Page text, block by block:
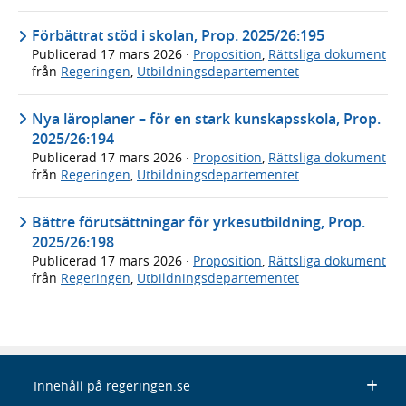
Förbättrat stöd i skolan, Prop. 2025/26:195
Publicerad 17 mars 2026 · Proposition, Rättsliga dokument
från Regeringen, Utbildningsdepartementet
Nya läroplaner – för en stark kunskapsskola, Prop.
2025/26:194
Publicerad 17 mars 2026 · Proposition, Rättsliga dokument
från Regeringen, Utbildningsdepartementet
Bättre förutsättningar för yrkesutbildning, Prop.
2025/26:198
Publicerad 17 mars 2026 · Proposition Rättsliga dokument
från Regeringen Utbildningsdepartementet
Innehåll på regeringen.se